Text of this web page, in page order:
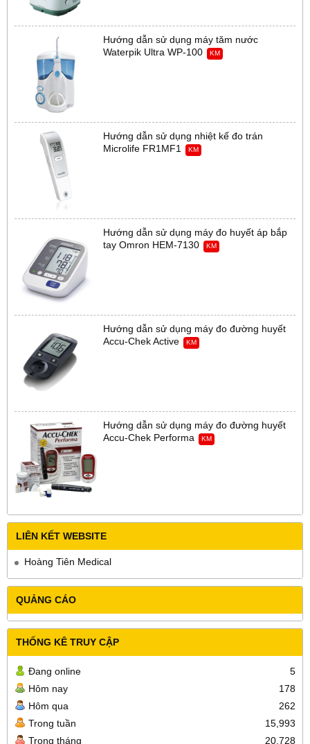
Hướng dẫn sử dụng máy tăm nước
Waterpik Ultra WP-100
KM
Hướng dẫn sử dụng nhiệt kế đo trán
Microlife FR1MF1
KM
Hướng dẫn sử dụng máy đo huyết áp bắp
tay Omron HEM-7130
KM
Hướng dẫn sử dụng máy đo đường huyết
Accu-Chek Active
KM
Hướng dẫn sử dụng máy đo đường huyết
Accu-Chek Performa
KM
LIÊN KẾT WEBSITE
Hoàng Tiên Medical
QUẢNG CÁO
THỐNG KÊ TRUY CẬP
Đang online
5
Hôm nay
178
Hôm qua
262
Trong tuần
15,993
Trong tháng
20,728